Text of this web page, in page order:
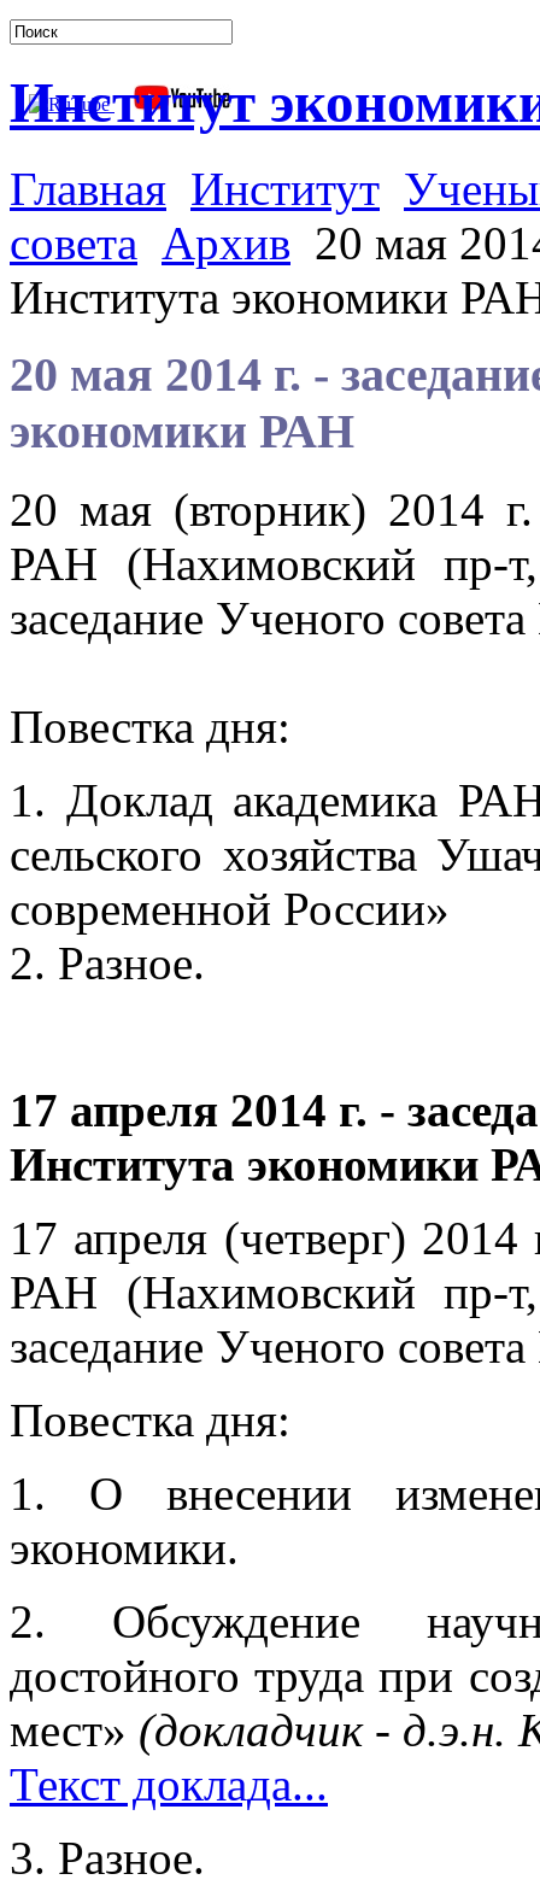
Институт
Главная Институт
совета Архив 20 мая
Института экономики
20 мая 2014 г. -
экономики РАН
20 мая (вторник) 2014
РАН (Нахимовский пр-
заседание Ученого
Повестка дня:
1. Доклад академика
сельского хозяйства
современной России»
2. Разное.
17 апреля 2014 г. -
Института экономики
17 апреля (четверг)
РАН (Нахимовский пр-
заседание Ученого
Повестка дня:
1. О внесении
экономики.
2. Обсуждение
достойного труда при
мест» (докладчик - д.э.н.
Текст доклада...
3. Разное.